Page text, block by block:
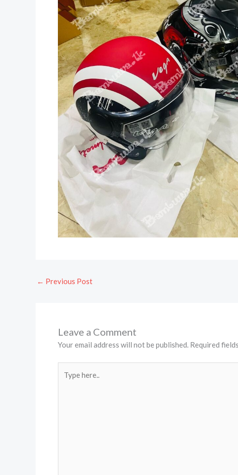
← Previous Post
Leave a Comment
Your email address will not be published. Required
here..